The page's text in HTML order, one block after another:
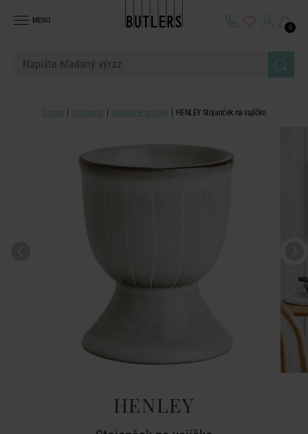
MENU
0
Domov Stolovanie Raňajkové potreby HENLEY Stojanček na vajíčko
HENLEY